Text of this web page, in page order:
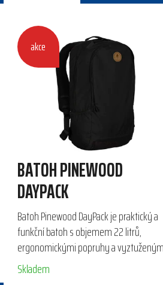
akce
BATOH PINEWOOD
DAYPACK
Batoh Pinewood DayPack je praktický a
funkční batoh s objemem 22 litrů,
ergonomickými popruhy a
zády, ideální pro outdoorové aktivity. Díky
promyšlenému uspořádání...
Skladem